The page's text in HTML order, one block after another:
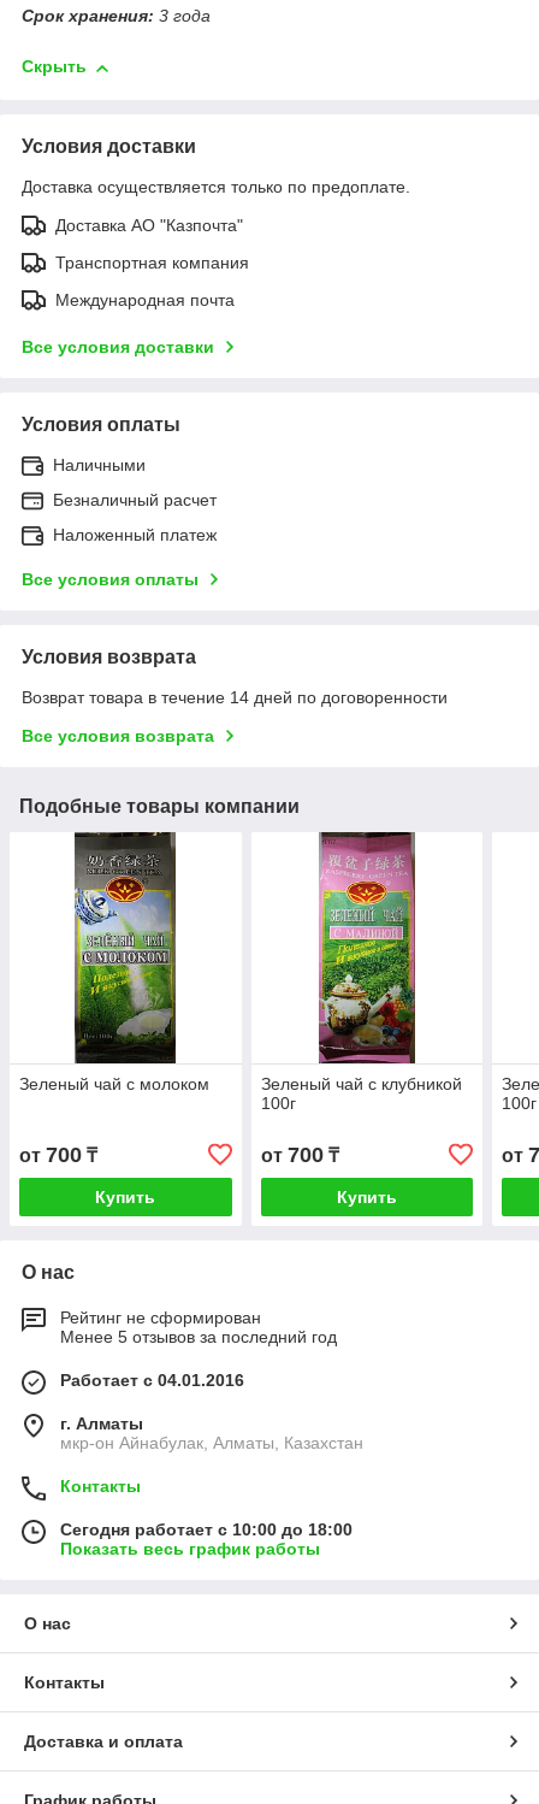
Срок хранения: 3 года
Скрыть
Условия доставки
Доставка осуществляется только по предоплате.
Доставка АО "Казпочта"
Транспортная компания
Международная почта
Все условия доставки
Условия оплаты
Наличными
Безналичный расчет
Наложенный платеж
Все условия оплаты
Условия возврата
Возврат товара в течение 14 дней по договоренности
Все условия возврата
Подобные товары компании
Зеленый чай с молоком
от 700 ₸
Купить
Зеленый чай с клубникой
100г
от 700₸
Купить
100г
от
О нас
Рейтинг не сформирован
Менее 5 отзывов за последний год
Работает с 04.01.2016
г. Алматы
мкр-он Айнабулак, Алматы, Казахстан
Контакты
Сегодня работает с 10:00 до 18:00
Показать весь график работы
О нас
Контакты
Доставка и оплата